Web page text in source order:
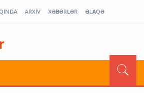
ARXİV XƏBƏRLƏR ƏLAQƏ